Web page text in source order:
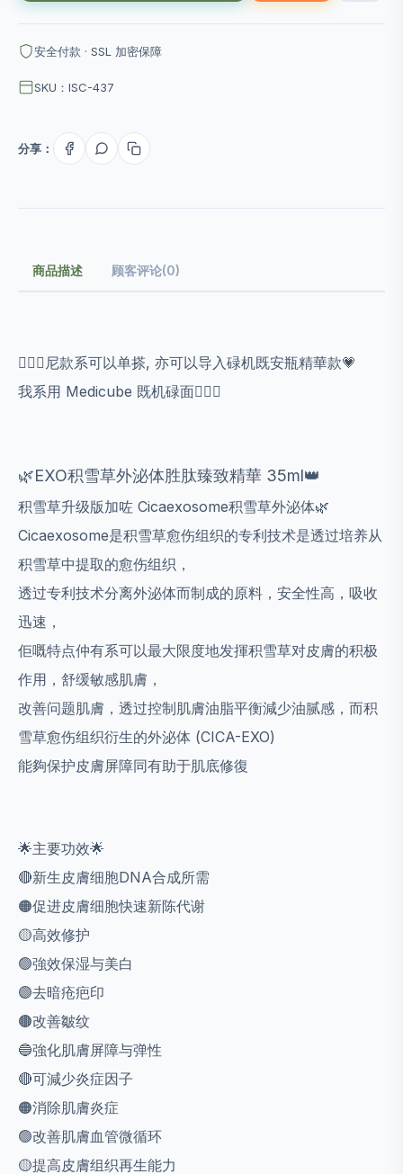
安全付款 · SSL 加密保障
SKU：ISC-437
分享：
商品描述 顾客评论(0)
💁🏻‍♀️尼款系可以单搽, 亦可以导入碌机既安瓶精華款💗
我系用 Medicube 既机碌面✌🏻💯
🌿EXO积雪草外泌体胜肽臻致精華 35ml👑
积雪草升级版加咗 Cicaexosome积雪草外泌体🌿
Cicaexosome是积雪草愈伤组织的专利技术是透过培养从
积雪草中提取的愈伤组织，
透过专利技术分离外泌体而制成的原料，安全性高，吸收
迅速，
佢嘅特点仲有系可以最大限度地发揮积雪草对皮膚的积极
作用，舒缓敏感肌膚，
改善问题肌膚，透过控制肌膚油脂平衡減少油腻感，而积
雪草愈伤组织衍生的外泌体 (CICA-EXO)
能夠保护皮膚屏障同有助于肌底修復
🌟主要功效🌟
🔴新生皮膚细胞DNA合成所需
🟠促进皮膚细胞快速新陈代谢
🟡高效修护
🟢強效保湿与美白
🟣去暗疮疤印
🟤改善皺纹
🔵強化肌膚屏障与弹性
🔴可減少炎症因子
🟠消除肌膚炎症
🟢改善肌膚血管微循环
🟡提高皮膚组织再生能力